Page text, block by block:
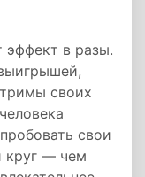
эффект в разы.
своих
свои
круг — чем